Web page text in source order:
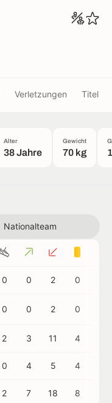
Verletzungen Titel
Alter
38 Jahre
Gewicht
70 kg
Nationalteam
0 0 2 0
0 0 2 0
2 3 11 4
0 4 5 4
2 7 18 8